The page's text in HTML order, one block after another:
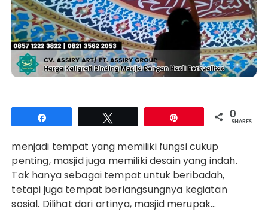
0
SHARES
menjadi tempat yang memiliki fungsi cukup
penting, masjid juga memiliki desain yang indah.
Tak hanya sebagai tempat untuk beribadah,
tetapi juga tempat berlangsungnya kegiatan
sosial. Dilihat dari artinya, masjid merupak…